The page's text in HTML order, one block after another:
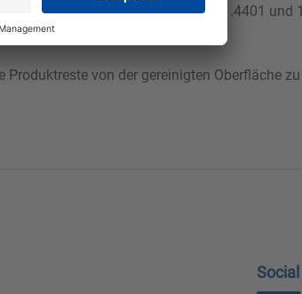
auf Edelstahl (1.4301, 1.4401 und
von der gereinigten Oberfläche